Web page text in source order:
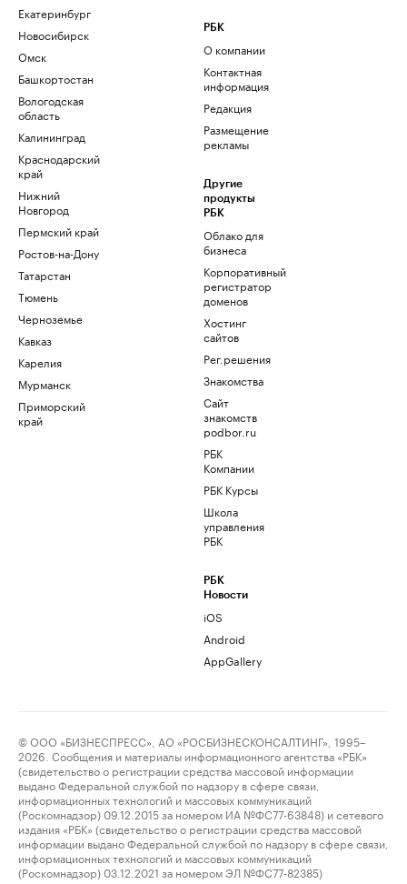
Екатеринбург
Новосибирск
Омск
Башкортостан
Вологодская
область
Калининград
Краснодарский
край
Нижний
Новгород
Пермский край
Ростов-на-Дону
Татарстан
Тюмень
Черноземье
Кавказ
Карелия
Мурманск
Приморский
край
РБК
О компании
Контактная
информация
Редакция
Размещение
рекламы
Другие
продукты
РБК
Облако для
бизнеса
Корпоративный
регистратор
доменов
Хостинг
сайтов
Рег.решения
Знакомства
Сайт
знакомств
podbor.ru
РБК
Компании
РБК Курсы
Школа
управления
РБК
РБК
Новости
iOS
Android
AppGallery
© ООО «БИЗНЕСПРЕСС», АО «РОСБИЗНЕСКОНСАЛТИНГ», 1995–
2026. Сообщения и материалы информационного агентства «РБК»
(свидетельство о регистрации средства массовой информации
выдано Федеральной службой по надзору в сфере связи,
информационных технологий и массовых коммуникаций
(Роскомнадзор) 09.12.2015 за номером ИА №ФС77-63848) и сетевого
издания «РБК» (свидетельство о регистрации средства массовой
информации выдано Федеральной службой по надзору в сфере связи,
информационных технологий и массовых коммуникаций
(Роскомнадзор) 03.12.2021 за номером ЭЛ №ФС77-82385)